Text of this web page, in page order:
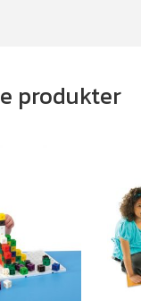
produkter